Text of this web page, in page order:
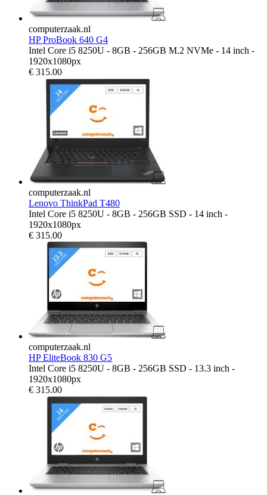
computerzaak.nl
HP ProBook 640 G4
Intel Core i5 8250U - 8GB - 256GB M.2 NVMe - 14 inch -
1920x1080px
€ 315.00
computerzaak.nl
Lenovo ThinkPad T480
Intel Core i5 8250U - 8GB - 256GB SSD - 14 inch -
1920x1080px
€ 315.00
computerzaak.nl
HP EliteBook 830 G5
Intel Core i5 8250U - 8GB - 256GB SSD - 13.3 inch -
1920x1080px
€ 315.00